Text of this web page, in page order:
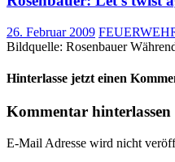
26. Februar 2009
Bildquelle: Rosenbauer
Hinterlasse jetzt einen
Kommentar hinterlassen
E-Mail Adresse wird nicht